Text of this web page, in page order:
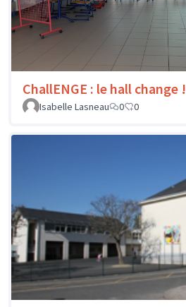
ChallENGE : le hall change !
Isabelle Lasneau
0 0